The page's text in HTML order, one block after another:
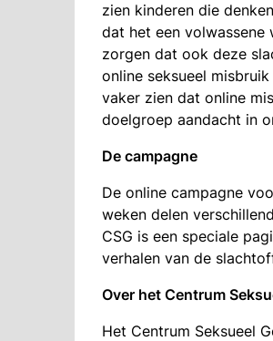
zien kinderen die
dat het een
zorgen dat ook deze
online seksueel
vaker zien dat online
doelgroep aandacht in
De campagne
De online campagne
weken delen
CSG is een speciale
verhalen van de
Over het Centrum
Het Centrum Seksueel